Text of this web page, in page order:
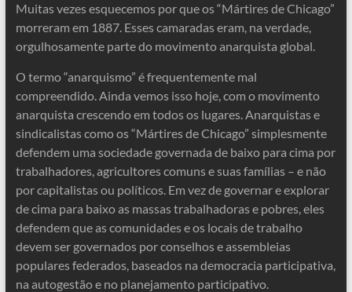
Muitas vezes esquecemos por que os “Mártires de Chicago”
morreram em 1887. Esses camaradas eram, na verdade,
orgulhosamente parte do movimento anarquista global.
O termo “anarquismo” é frequentemente mal
compreendido. Ainda vemos isso hoje, com o movimento
anarquista crescendo em todos os lugares. Anarquistas e
sindicalistas como os “Mártires de Chicago” simplesmente
defendem uma sociedade governada de baixo para cima por
trabalhadores, agricultores comuns e suas famílias – e não
por capitalistas ou políticos. Em vez de governar e explorar
de cima para baixo as massas trabalhadoras e pobres, eles
defendem que as comunidades e os locais de trabalho
devem ser governados por conselhos e assembleias
populares federados, baseados na democracia participativa,
na autogestão e no planejamento participativo.